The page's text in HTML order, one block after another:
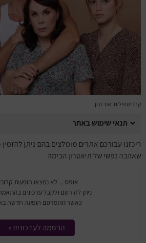
מחול ובלט
קונצרטים
הרצאות
סרטים
קרדיט צילום: אור דנון
תנאי שימוש באתר
ריכזנו עבורכם אתרים מומלצים בהם ניתן
שאהבה נפשי של תיאטרון הבימה
אופס ... לא נמצאו הופעות
ניתן להירשם ולקבל עדכונים
כאשר תתפרסם הופעה חדשה
הרשמה לעדכונים »